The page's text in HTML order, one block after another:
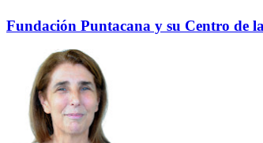
Fundación Puntacana y su Centro de